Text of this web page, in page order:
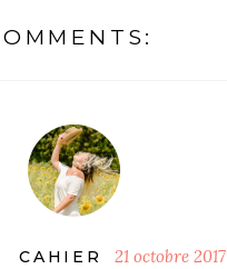
CAHIER 21 octobre 2017